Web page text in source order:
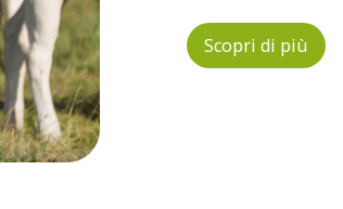
Scopri di più